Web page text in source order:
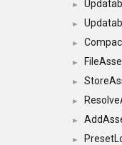
►
►
►
►
►
►
►
►